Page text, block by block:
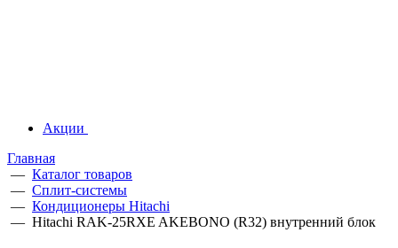
Акции
Главная
— Каталог товаров
— Сплит-системы
— Кондиционеры Hitachi
— Hitachi RAK-25RXE AKEBONO (R32) внутренний блок